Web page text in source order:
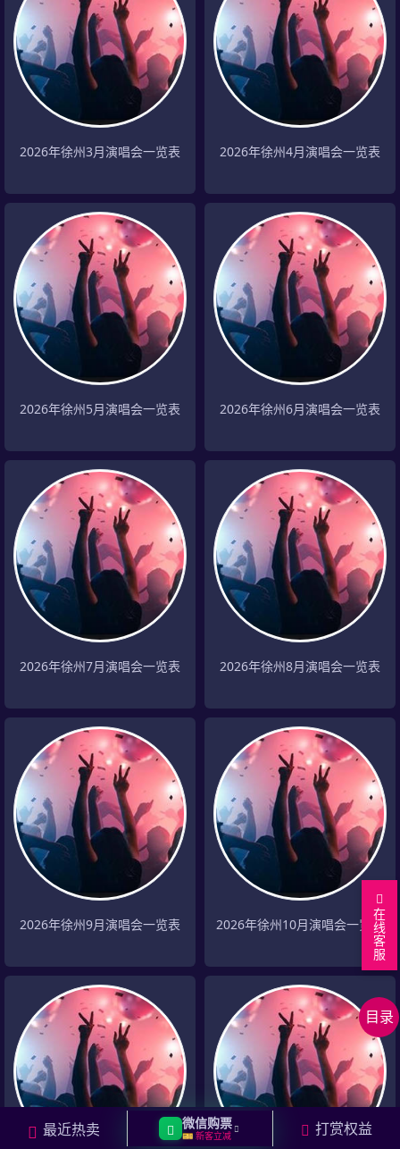
目录
回
顶
部
徐
州
演
唱
会
列
表
分
页
相
关
城
市
演
相
关
明
星
返
回
上
2026年徐州3月演唱会一览表 2026年徐州4月演唱会一览表
2026年徐州5月演唱会一览表 2026年徐州6月演唱会一览表
2026年徐州7月演唱会一览表 2026年徐州8月演唱会一览表
2026年徐州9月演唱会一览表 2026年徐州10月演唱会一览表
在
线
客
服
最近热卖 微信购票
🎫 新客立减 打赏权益